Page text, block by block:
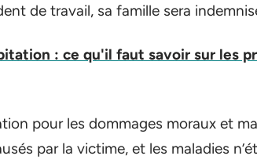
de travail, sa famille sera
: ce qu'il faut savoir sur les
pour les dommages moraux et
par la victime, et les maladies